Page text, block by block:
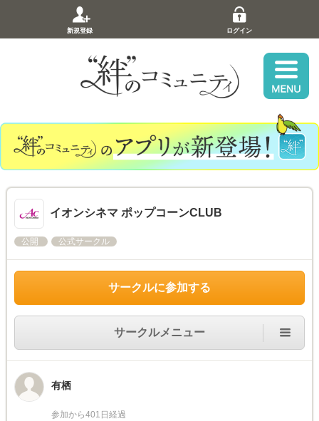
新規登録 ログイン
イオンシネマ ポップコーンCLUB
公開 公式サークル
サークルに参加する
サークルメニュー
有栖
参加から401日経過